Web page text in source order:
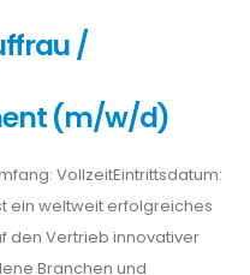
/
(m/w/d)
VollzeitEintrittsdatum:
ein weltweit erfolgreiches
den Vertrieb innovativer
Branchen und